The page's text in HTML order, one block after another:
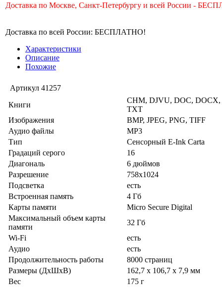
Доставка по Москве, Санкт-Петербургу и всей России -
Доставка по всей России: БЕСПЛАТНО!
Характеристики
Описание
Похожие
Артикул 41257
Книги
CHM, DJVU, DOC, DOCX,
TXT
Изображения
BMP, JPEG, PNG, TIFF
Аудио файлы
MP3
Тип
Сенсорный E-Ink Carta
Градаций серого
16
Диагональ
6 дюймов
Разрешение
758x1024
Подсветка
есть
Встроенная память
4 Гб
Карты памяти
Micro Secure Digital
Максимальный объем карты
памяти
32 Гб
Wi-Fi
есть
Аудио
есть
Продолжительность работы
8000 страниц
Размеры (ДхШхВ)
162,7 х 106,7 х 7,9 мм
Вес
175 г